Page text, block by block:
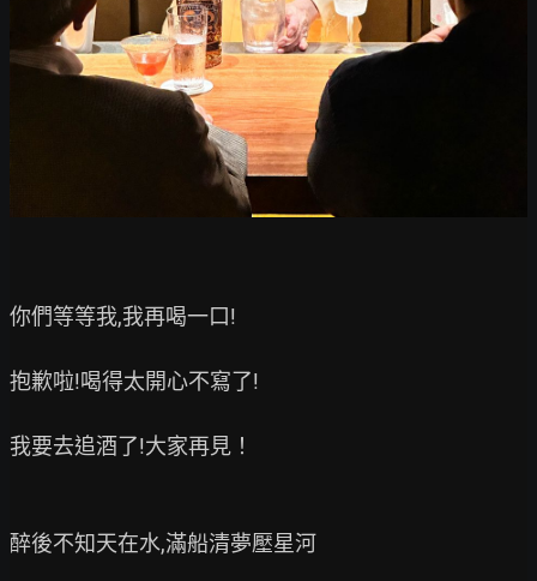
你們等等我,我再喝一口!
抱歉啦!喝得太開心不寫了!
我要去追酒了!大家再見！
醉後不知天在水,滿船清夢壓星河